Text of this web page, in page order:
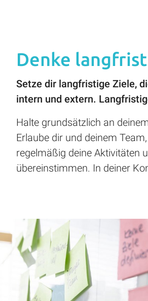
Denke
Setze dir langfristige Ziele,
intern und extern.
Halte grundsätzlich an
Erlaube dir und deinem
regelmäßig deine Aktivitäten
übereinstimmen. In deiner